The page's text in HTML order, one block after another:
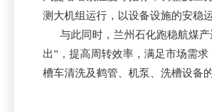
测大机组运行，以设备设施的安稳
与此同时，兰州石化跑稳航煤产
出”，提高周转效率，满足市场需
槽车清洗及鹤管、机泵、洗槽设备